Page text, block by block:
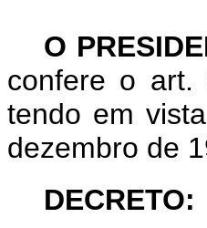
O
confere o art.
tendo em
dezembro de
DECRETO: